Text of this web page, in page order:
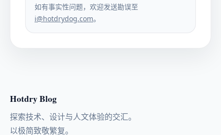
如有事实性问题，欢迎发送勘误至
i@hotdrydog.com。
Hotdry Blog
探索技术、设计与人文体验的交汇。
以极简致敬繁复。